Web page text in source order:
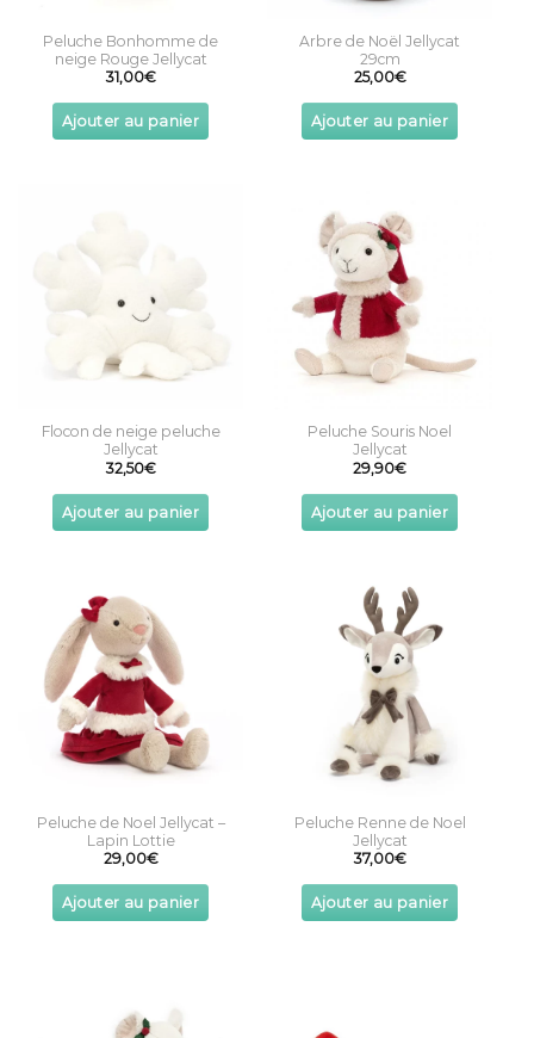
Peluche Bonhomme de
neige Rouge Jellycat
31,00€
Ajouter au panier
Arbre de Noël Jellycat
29cm
25,00€
Ajouter au panier
Flocon de neige peluche
Jellycat
32,50€
Ajouter au panier
Peluche Souris Noel
Jellycat
29,90€
Ajouter au panier
Peluche de Noel Jellycat –
Lapin Lottie
29,00€
Ajouter au panier
Peluche Renne de Noel
Jellycat
37,00€
Ajouter au panier